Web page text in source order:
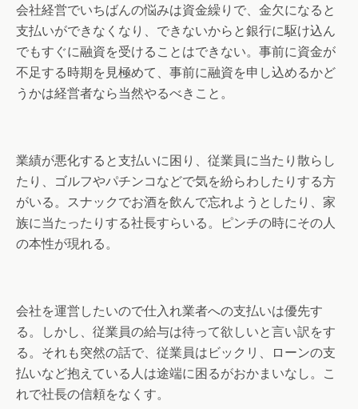
会社経営でいちばんの悩みは資金繰りで、金欠になると
支払いができなくなり、できないからと銀行に駆け込ん
でもすぐに融資を受けることはできない。事前に資金が
不足する時期を見極めて、事前に融資を申し込めるかど
うかは経営者なら当然やるべきこと。
業績が悪化すると支払いに困り、従業員に当たり散らし
たり、ゴルフやパチンコなどで気を紛らわしたりする方
がいる。スナックでお酒を飲んで忘れようとしたり、家
族に当たったりする社長すらいる。ピンチの時にその人
の本性が現れる。
会社を運営したいので仕入れ業者への支払いは優先す
る。しかし、従業員の給与は待って欲しいと言い訳をす
る。それも突然の話で、従業員はビックリ、ローンの支
払いなど抱えている人は途端に困るがおかまいなし。こ
れで社長の信頼をなくす。